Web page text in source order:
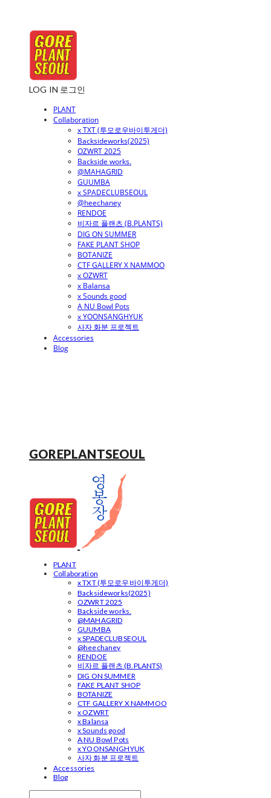
LOG IN 로그인
PLANT
Collaboration
x TXT (투모로우바이투게더)
Backsideworks(2025)
OZWRT 2025
Backside works.
@MAHAGRID
GUUMBA
x SPADECLUBSEOUL
@heechaney
RENDOE
비자르 플랜츠 (B.PLANTS)
DIG ON SUMMER
FAKE PLANT SHOP
BOTANIZE
CTF GALLERY X NAMMOO
x OZWRT
x Balansa
x Sounds good
A NU Bowl Pots
x YOONSANGHYUK
사자 화분 프로젝트
Accessories
Blog
GOREPLANTSEOUL
PLANT
Collaboration
x TXT (투모로우바이투게더)
Backsideworks(2025)
OZWRT 2025
Backside works.
@MAHAGRID
GUUMBA
x SPADECLUBSEOUL
@heechaney
RENDOE
비자르 플랜츠 (B.PLANTS)
DIG ON SUMMER
FAKE PLANT SHOP
BOTANIZE
CTF GALLERY X NAMMOO
x OZWRT
x Balansa
x Sounds good
A NU Bowl Pots
x YOONSANGHYUK
사자 화분 프로젝트
Accessories
Blog